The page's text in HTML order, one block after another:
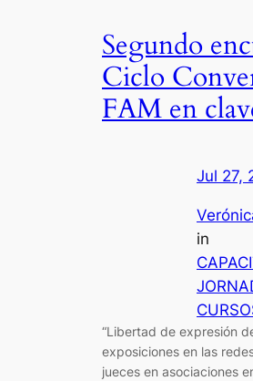
Segundo
Ciclo
FAM en
Jul 27,
in
“Libertad de expresión
exposiciones en las
jueces en asociaciones